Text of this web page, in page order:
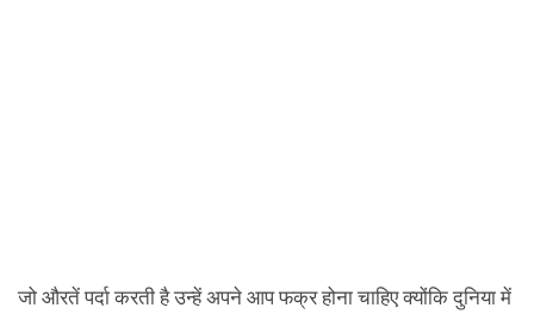
जो औरतें पर्दा करती है उन्हें अपने आप फक्र होना चाहिए क्योंकि दुनिया में